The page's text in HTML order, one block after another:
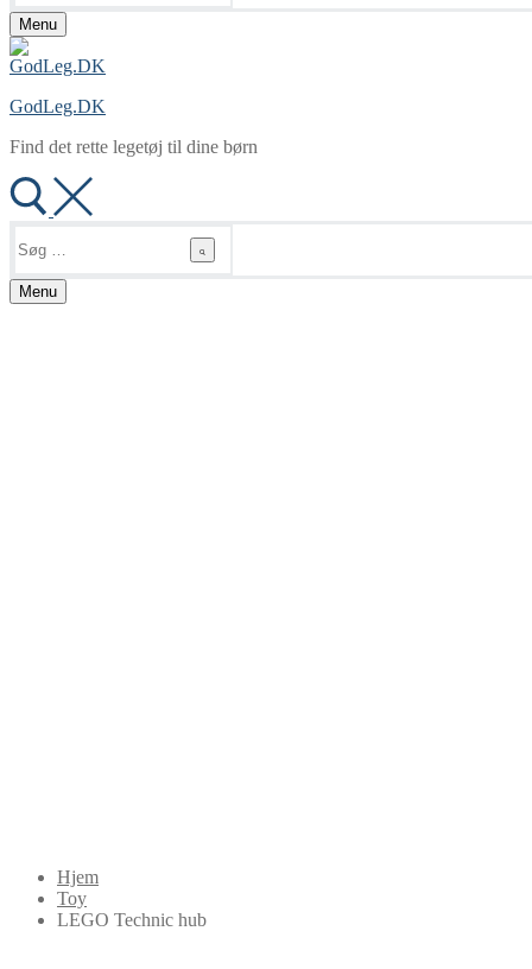
Menu
GodLeg.DK
Find det rette legetøj til dine børn
efter:
Menu
Hjem
Toy
LEGO Technic hub